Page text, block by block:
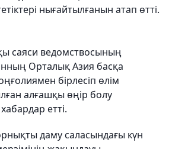
нығайтылғанын атап өтті.
саяси ведомствосының
Орталық Азия басқа
бірлесіп өлім
алғашқы өңір болу
етті.
даму саласындағы күн